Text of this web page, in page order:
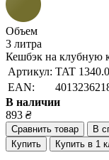
Объем
3 литра
Кешбэк на клубную
Артикул: TAT
EAN:
В наличии
893 ₴
Сравнить товар
В
Купить
Купить в 1